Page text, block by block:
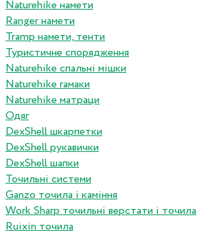
Naturehike намети
Ranger намети
Tramp намети, тенти
Туристичне спорядження
Naturehike спальні мішки
Naturehike гамаки
Naturehike матраци
Одяг
DexShell шкарпетки
DexShell рукавички
DexShell шапки
Точильні системи
Ganzo точила і каміння
Work Sharp точильні верстати і точила
Ruixin точила